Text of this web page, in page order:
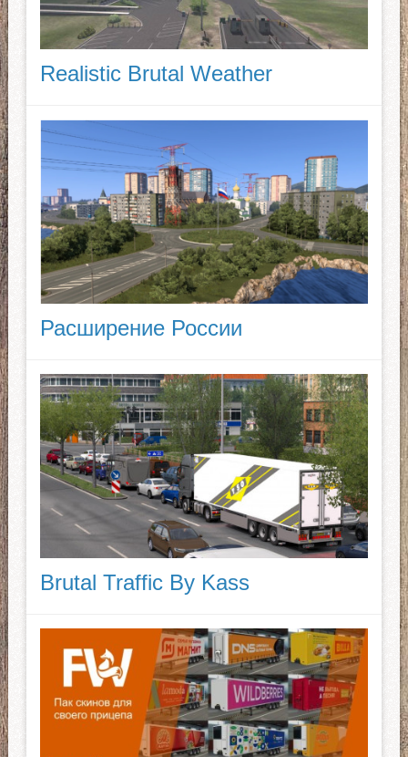
Realistic Brutal Weather
Расширение России
Brutal Traffic By Kass